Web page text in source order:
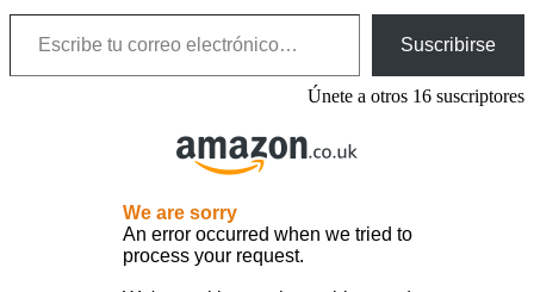
Escribe tu correo electrónico…
Suscribirse
Únete a otros 16 suscriptores